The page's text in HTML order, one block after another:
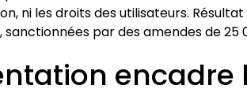
ni les droits des utilisateurs.
sanctionnées par des amendes de
encadre